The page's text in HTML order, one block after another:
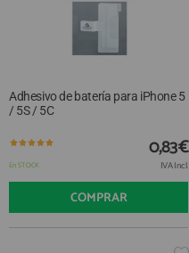
Adhesivo de batería para iPhone 5
/ 5S / 5C
En STOCK
0,83€
IVA Incl.
COMPRAR